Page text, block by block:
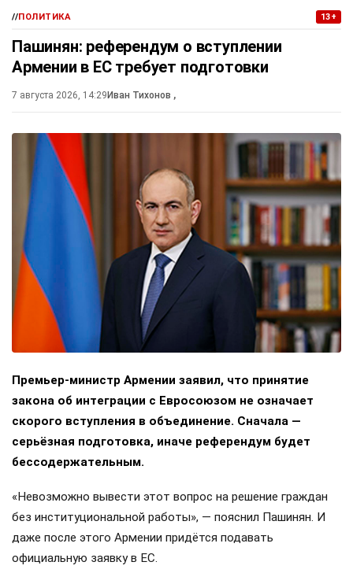
//ПОЛИТИКА 13+
Пашинян: референдум о вступлении
Армении в ЕС требует подготовки
7 августа 2026, 14:29 Иван Тихонов ,
Премьер-министр Армении заявил, что принятие
закона об интеграции с Евросоюзом не означает
скорого вступления в объединение. Сначала —
серьёзная подготовка, иначе референдум будет
бессодержательным.
«Невозможно вывести этот вопрос на решение граждан
без институциональной работы», — пояснил Пашинян. И
даже после этого Армении придётся подавать
официальную заявку в ЕС.